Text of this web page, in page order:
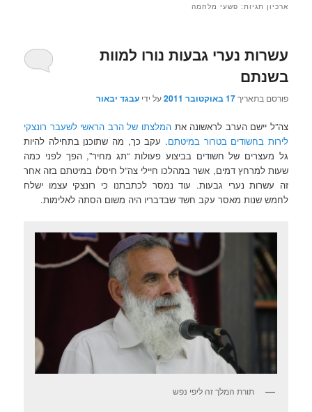
ארכיון תגיות: פשעי מלחמה
עשרות נערי גבעות נורו למוות
בשנתם
פורסם בתאריך17 באוקטובר 2011 על ידיעבגד יבאור
צה”ל יישם הערב לראשונה את המלצתו של הרב הראשי לשעבר רונצקי
לירות בחשודים בטרור במיטתם. עקב כך, מה שתוכנן בתחילה להיות
גל מעצרים של חשודים בביצוע פעולות “תג מחיר”, הפך לפני כמה
שעות למרחץ דמים, אשר במהלכו חיילי צה”ל חיסלו במיטתם בזה אחר
זה עשרות נערי גבעות. עוד נמסר לכתבתנו כי רונצקי עצמו ישלח
לחמש שנות מאסר עקב חשד שבדבריו היה משום הסתה לאלימות.
תורת המלך זה ליפי נפש